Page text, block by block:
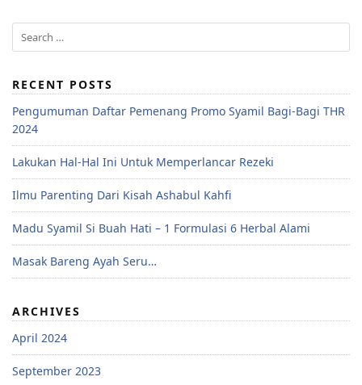
RECENT POSTS
Pengumuman Daftar Pemenang Promo Syamil Bagi-Bagi THR
2024
Lakukan Hal-Hal Ini Untuk Memperlancar Rezeki
Ilmu Parenting Dari Kisah Ashabul Kahfi
Madu Syamil Si Buah Hati – 1 Formulasi 6 Herbal Alami
Masak Bareng Ayah Seru…
ARCHIVES
April 2024
September 2023